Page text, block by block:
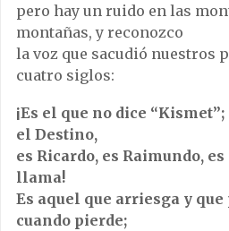
pero hay un ruido en las
montañas, y reconozco
la voz que sacudió nuestros
cuatro siglos:
¡Es el que no dice
el Destino,
es Ricardo, es Raimundo,
llama!
Es aquel que arriesga y
cuando pierde;